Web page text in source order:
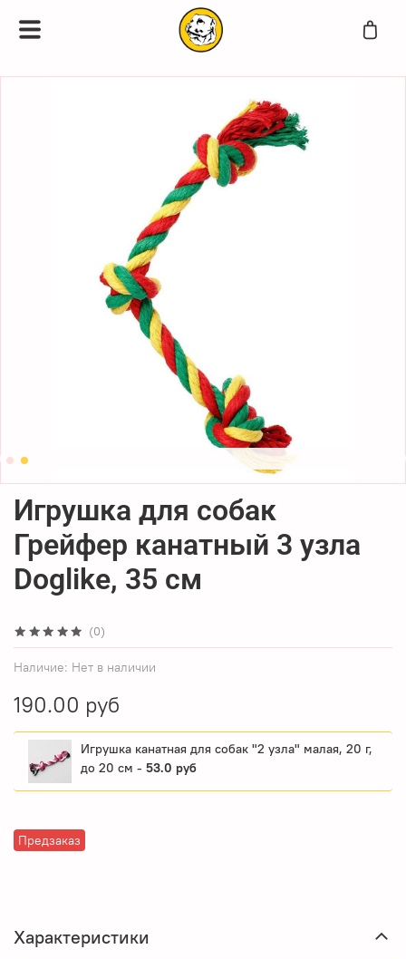
(0)
Наличие: Нет в наличии
Предзаказ
Игрушка для собак
Грейфер канатный 3 узла
Doglike, 35 см
190.00 руб
Игрушка канатная для собак "2 узла" малая, 20 г,
до 20 см - 53.0 руб
Характеристики